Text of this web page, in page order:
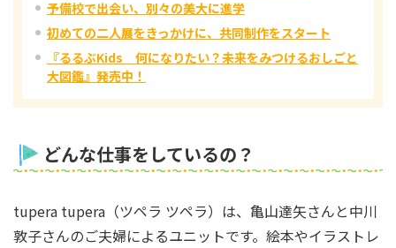
予備校で出会い、別々の美大に進学
初めての二人展をきっかけに、共同制作をスタート
『るるぶKids 何になりたい？未来をみつけるおしごと
大図鑑』発売中！
どんな仕事をしているの？
tupera tupera（ツペラ ツペラ）は、亀山達矢さんと中川
敦子さんのご夫婦によるユニットです。絵本やイラストレ